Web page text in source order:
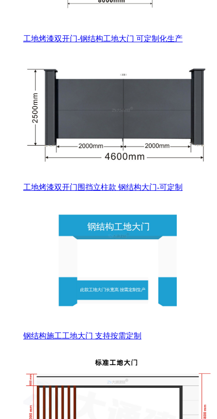
工地烤漆双开门-钢结构工地大门 可定制化生产
工地烤漆双开门围挡立柱款 钢结构大门-可定制
钢结构施工工地大门 支持按需定制